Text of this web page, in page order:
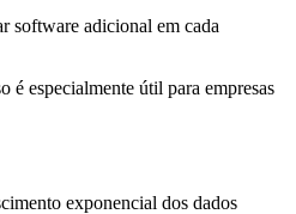
software adicional em cada
é especialmente útil para empresas
exponencial dos dados